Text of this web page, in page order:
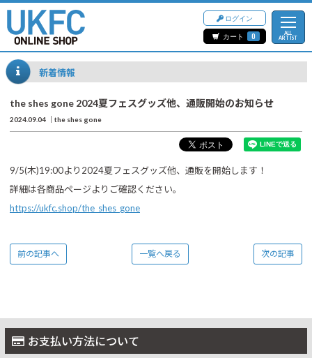
ログイン
カート
0
ALL
ARTIST
新着情報
the shes gone 2024夏フェスグッズ他、通販開始のお知らせ
2024.09.04 the shes gone
9/5(木)19:00より2024夏フェスグッズ他、通販を開始します！
詳細は各商品ページよりご確認ください。
https://ukfc.shop/the_shes_gone
前の記事へ 一覧へ戻る 次の記事
お支払い方法について